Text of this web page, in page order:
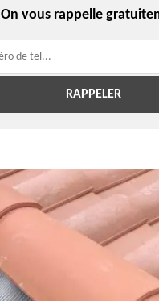
On vous rappelle